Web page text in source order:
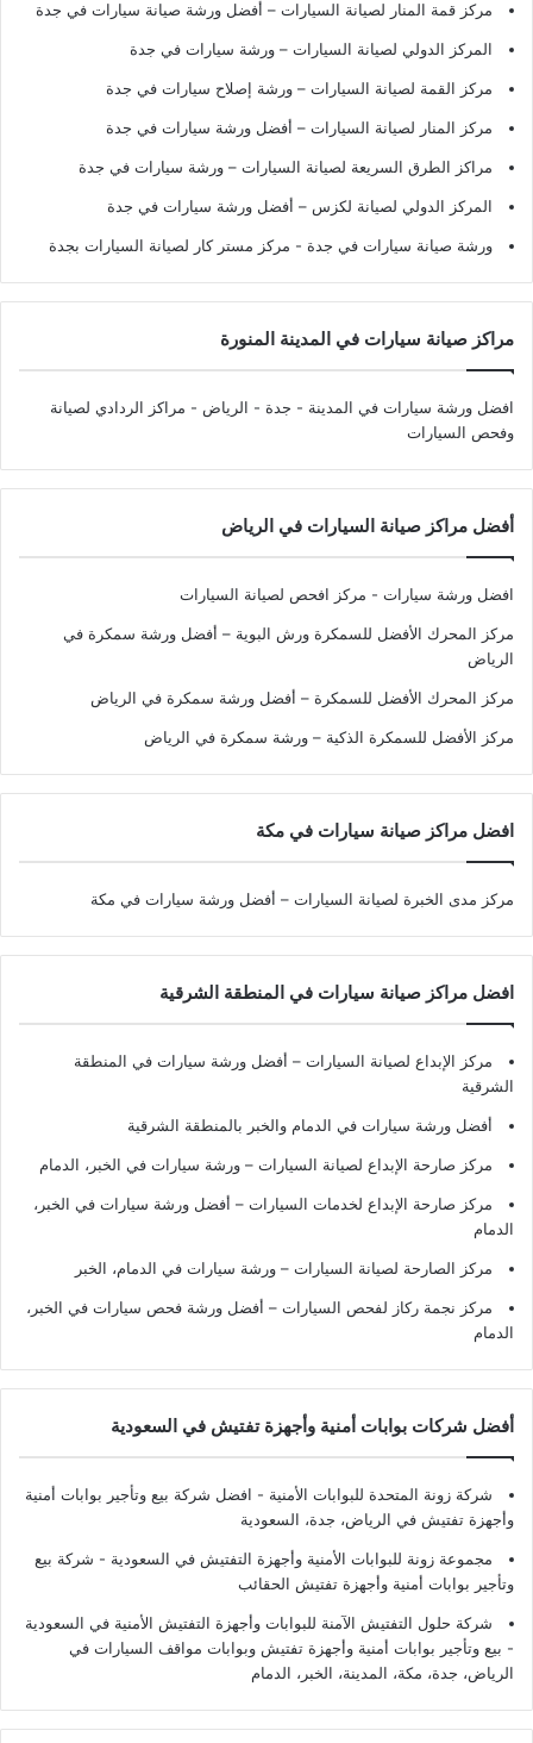
مركز قمة المنار لصيانة السيارات – أفضل ورشة صيانة سيارات في جدة
المركز الدولي لصيانة السيارات – ورشة سيارات في جدة
مركز القمة لصيانة السيارات – ورشة إصلاح سيارات في جدة
مركز المنار لصيانة السيارات – أفضل ورشة سيارات في جدة
مراكز الطرق السريعة لصيانة السيارات – ورشة سيارات في جدة
المركز الدولي لصيانة لكزس – أفضل ورشة سيارات في جدة
ورشة صيانة سيارات في جدة - مركز مستر كار لصيانة السيارات بجدة
مراكز صيانة سيارات في المدينة المنورة
افضل ورشة سيارات في المدينة - جدة - الرياض - مراكز الردادي لصيانة
وفحص السيارات
أفضل مراكز صيانة السيارات في الرياض
افضل ورشة سيارات - مركز افحص لصيانة السيارات
مركز المحرك الأفضل للسمكرة ورش البوية – أفضل ورشة سمكرة في
الرياض
مركز المحرك الأفضل للسمكرة – أفضل ورشة سمكرة في الرياض
مركز الأفضل للسمكرة الذكية – ورشة سمكرة في الرياض
افضل مراكز صيانة سيارات في مكة
مركز مدى الخبرة لصيانة السيارات – أفضل ورشة سيارات في مكة
افضل مراكز صيانة سيارات في المنطقة الشرقية
مركز الإبداع لصيانة السيارات – أفضل ورشة سيارات في المنطقة
الشرقية
أفضل ورشة سيارات في الدمام والخبر بالمنطقة الشرقية
مركز صارحة الإبداع لصيانة السيارات – ورشة سيارات في الخبر، الدمام
مركز صارحة الإبداع لخدمات السيارات – أفضل ورشة سيارات في الخبر،
الدمام
مركز الصارحة لصيانة السيارات – ورشة سيارات في الدمام، الخبر
مركز نجمة ركاز لفحص السيارات – أفضل ورشة فحص سيارات في الخبر،
الدمام
أفضل شركات بوابات أمنية وأجهزة تفتيش في السعودية
شركة زونة المتحدة للبوابات الأمنية - افضل شركة بيع وتأجير بوابات أمنية
وأجهزة تفتيش في الرياض، جدة، السعودية
مجموعة زونة للبوابات الأمنية وأجهزة التفتيش في السعودية - شركة بيع
وتأجير بوابات أمنية وأجهزة تفتيش الحقائب
شركة حلول التفتيش الآمنة للبوابات وأجهزة التفتيش الأمنية في السعودية
- بيع وتأجير بوابات أمنية وأجهزة تفتيش وبوابات مواقف السيارات في
الرياض، جدة، مكة، المدينة، الخبر، الدمام